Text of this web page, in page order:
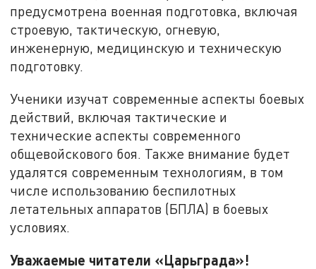
предусмотрена военная подготовка, включая
строевую, тактическую, огневую,
инженерную, медицинскую и техническую
подготовку.
Ученики изучат современные аспекты боевых
действий, включая тактические и
технические аспекты современного
общевойскового боя. Также внимание будет
удалятся современным технологиям, в том
числе использованию беспилотных
летательных аппаратов (БПЛА) в боевых
условиях.
Уважаемые читатели «Царьграда»!